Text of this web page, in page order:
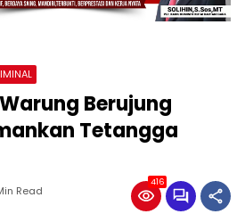
Berujung
Tetangga
Read
416